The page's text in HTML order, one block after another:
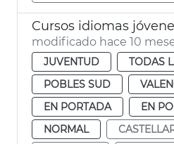
Cursos idiomas
modificado hace 10
JUVENTUD
TODAS
POBLES SUD
EN PORTADA
EN
NORMAL